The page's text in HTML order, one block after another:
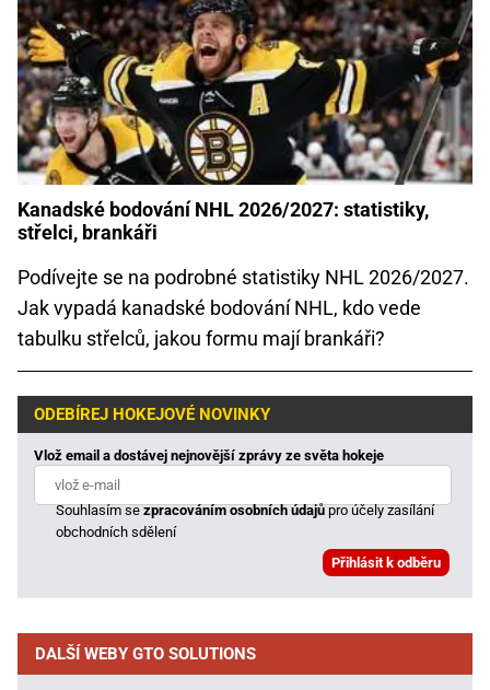
Kanadské bodování NHL 2026/2027: statistiky,
střelci, brankáři
Podívejte se na podrobné statistiky NHL 2026/2027.
Jak vypadá kanadské bodování NHL, kdo vede
tabulku střelců, jakou formu mají brankáři?
ODEBÍREJ HOKEJOVÉ NOVINKY
Vlož email a dostávej nejnovější zprávy ze světa hokeje
Souhlasím sezpracováním osobních údajůpro účely zasílání
obchodních sdělení
DALŠÍ WEBY GTO SOLUTIONS